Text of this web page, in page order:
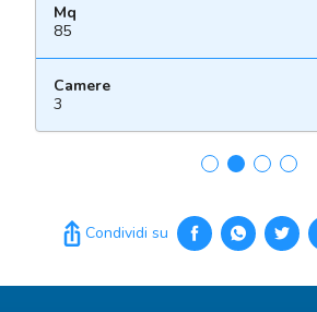
Mq
85
Camere
3
Condividi su